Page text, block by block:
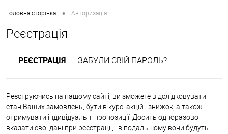
Головна сторінка • Авторизація
Реєстрація
РЕЄСТРАЦІЯ ЗАБУЛИ СВІЙ ПАРОЛЬ?
Реєструючись на нашому сайті, ви зможете відслідковувати
стан Ваших замовлень, бути в курсі акцій і знижок, а також
отримувати індивідуальні пропозиції. Досить одноразово
вказати свої дані при реєстрації, і в подальшому вони будуть